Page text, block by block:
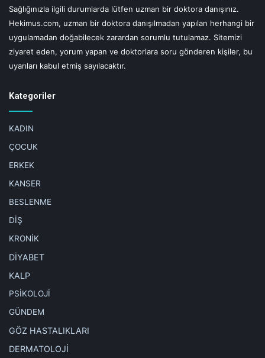
Sağlığınızla ilgili durumlarda lütfen uzman bir doktora danışınız.
Hekimus.com, uzman bir doktora danışılmadan yapılan herhangi bir
uygulamadan doğabilecek zarardan sorumlu tutulamaz. Sitemizi
ziyaret eden, yorum yapan ve doktorlara soru gönderen kişiler, bu
uyarıları kabul etmiş sayılacaktır.
Kategoriler
KADIN
ÇOCUK
ERKEK
KANSER
BESLENME
DİŞ
KRONİK
DİYABET
KALP
PSİKOLOJİ
GÜNDEM
GÖZ HASTALIKLARI
DERMATOLOJİ